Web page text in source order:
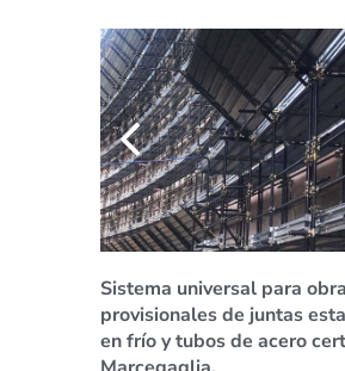
Sistema universal para
provisionales de juntas
en frío y tubos de acero